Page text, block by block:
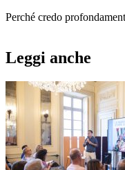
Perché credo
Leggi anche